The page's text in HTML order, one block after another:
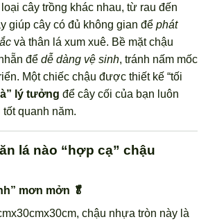
cây trồng khác nhau, từ rau đến
giúp cây có đủ không gian để phát
và thân lá xum xuê. Bề mặt chậu
để dễ dàng vệ sinh, tránh nấm mốc
Một chiếc chậu được thiết kế “tối
lý tưởng để cây cối của bạn luôn
quanh năm.
lá nào “hợp cạ” chậu
mơn mởn 🥬
chậu nhựa tròn này là